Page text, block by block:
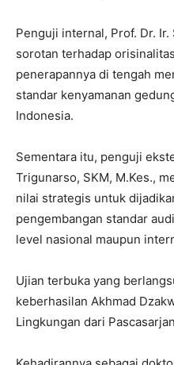
Penguji internal, Prof. Dr.
sorotan terhadap
penerapannya di tengah
standar kenyamanan
Indonesia.
Sementara itu, penguji
Trigunarso, SKM, M.Kes.,
nilai strategis untuk
pengembangan standar
level nasional maupun
Ujian terbuka yang
keberhasilan Akhmad
Lingkungan dari